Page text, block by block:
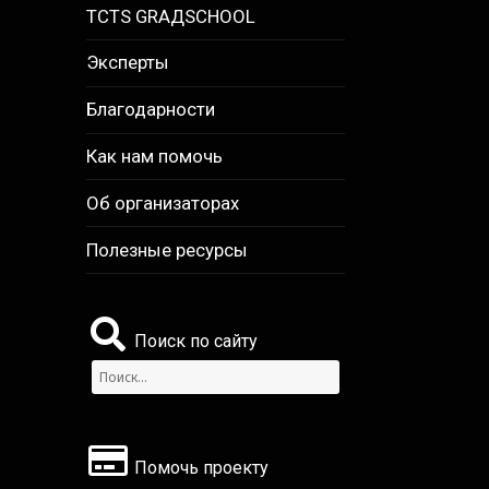
TCTS GRАДSCHOOL
Эксперты
Благодарности
Как нам помочь
Об организаторах
Полезные ресурсы
Поиск по сайту
Найти:
Помочь проекту